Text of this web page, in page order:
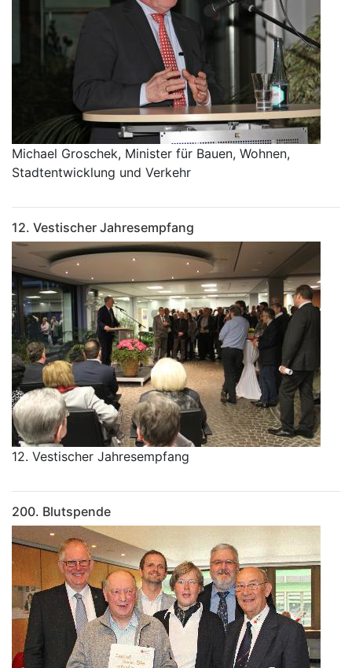
Michael Groschek, Minister für Bauen, Wohnen,
Stadtentwicklung und Verkehr
12. Vestischer Jahresempfang
12. Vestischer Jahresempfang
200. Blutspende